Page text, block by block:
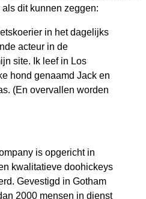
dit kunnen zeggen:
in het dagelijks
acteur in de
site. Ik leef in Los
hond genaamd Jack en
(En overvallen worden
is opgericht in
kwalitatieve doohickeys
Gevestigd in Gotham
2000 mensen in dienst